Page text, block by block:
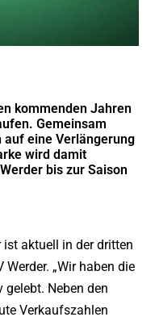
kommenden Jahren
Gemeinsam
eine Verlängerung
wird damit
bis zur Saison
aktuell in der dritten
„Wir haben die
Neben den
Verkaufszahlen